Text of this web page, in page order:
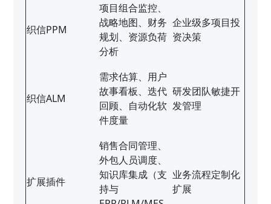
织信PPM
项目组合监控、
战略地图、财务
规划、资源负荷
分析
企业级多项目投
资决策
织信ALM
需求估算、用户
故事看板、迭代
回顾、自动化软
件度量
研发团队敏捷开
发管理
扩展插件
销售合同管理、
外包人员调度、
知识库集成（支
持与
业务流程定制化
扩展